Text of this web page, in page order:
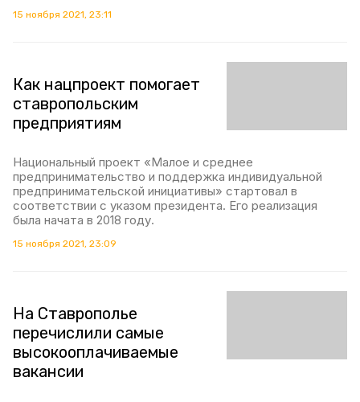
15 ноября 2021, 23:11
Как нацпроект помогает
ставропольским
предприятиям
Национальный проект «Малое и среднее
предпринимательство и поддержка индивидуальной
предпринимательской инициативы» стартовал в
соответствии с указом президента. Его реализация
была начата в 2018 году.
15 ноября 2021, 23:09
На Ставрополье
перечислили самые
высокооплачиваемые
вакансии